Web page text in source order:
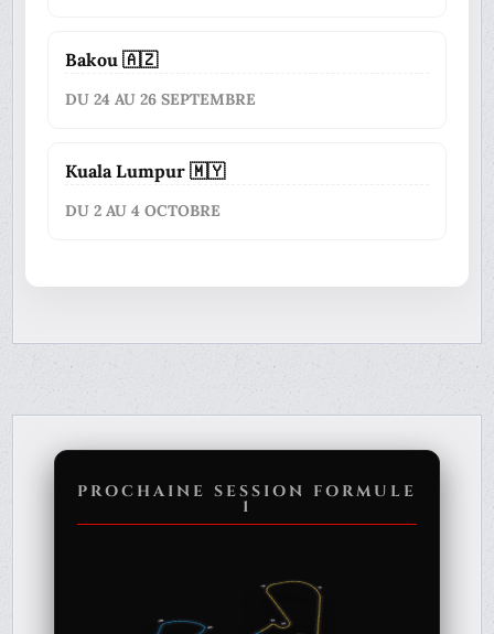
Bakou 🇦🇿
DU 24 AU 26 SEPTEMBRE
Kuala Lumpur 🇲🇾
DU 2 AU 4 OCTOBRE
PROCHAINE SESSION FORMULE
1